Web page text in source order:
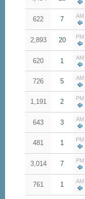
7
622
20
2,893
1
620
5
726
2
1,191
3
643
1
481
7
3,014
1
761